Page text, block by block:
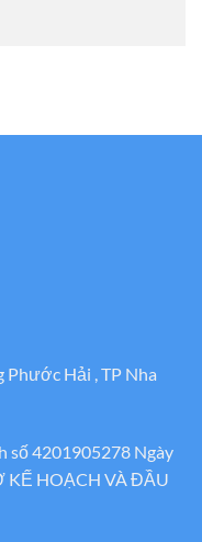
Hải , TP Nha
số 4201905278 Ngày
KẾ HOẠCH VÀ ĐẦU